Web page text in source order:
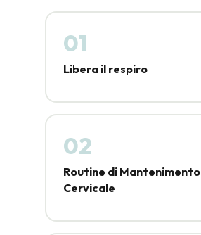
01
Libera il respiro
02
Routine di Mantenimento
Cervicale